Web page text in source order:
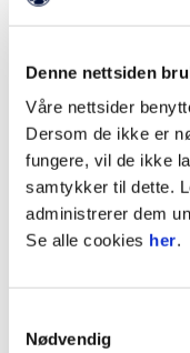
Denne nettsiden
Våre nettsider
Dersom de ikke er
fungere, vil de ikke
samtykker til dette.
administrerer dem
Se alle cookies her.
Nødvendig
inkl.
også
Er en god
Har
på kvelder
stor grad
Har
Følge opp